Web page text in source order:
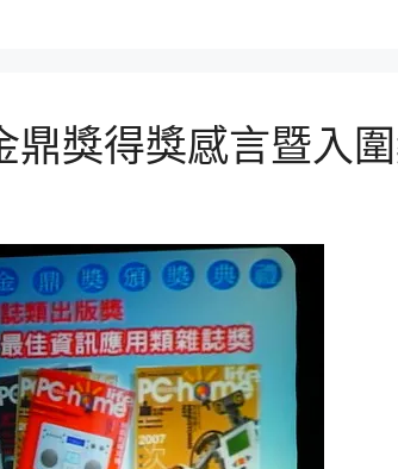
鼎獎得獎感言暨入